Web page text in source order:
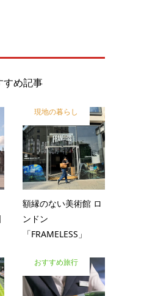
すめ記事
現地の暮らし
額縁のない美術館 ロ
ンドン
「FRAMELESS」
おすすめ旅行